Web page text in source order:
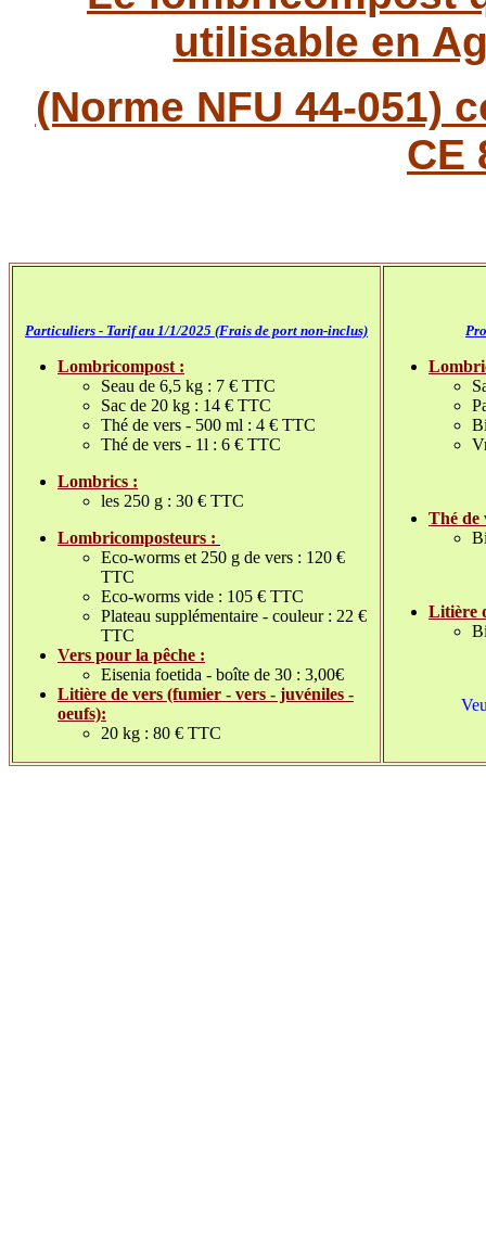
utilisable en
(Norme NFU 44-051)
CE
Particuliers - Tarif au 1/1/2025 (Frais de port non-inclus)
Lombricompost :
Seau de 6,5 kg : 7 € TTC
Sac de 20 kg : 14 € TTC
Thé de vers - 500 ml : 4 € TTC
Thé de vers - 1l : 6 € TTC
Lombrics :
les 250 g : 30 € TTC
Lombricomposteurs :
Eco-worms et 250 g de vers : 120 €
TTC
Eco-worms vide : 105 € TTC
Plateau supplémentaire - couleur : 22 €
TTC
Vers pour la pêche :
Eisenia foetida - boîte de 30 : 3,00€
Litière de vers (fumier - vers - juvéniles -
oeufs):
20 kg : 80 € TTC
Thé de
Litière